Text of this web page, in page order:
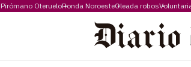
Pirómano OterueloRonda NoroesteOleada robos